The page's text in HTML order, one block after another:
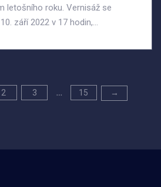
letošního roku. Vernisáž se
září 2022 v 17 hodin,...
2 3 … 15 →